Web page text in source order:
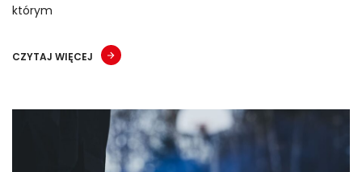
którym
CZYTAJ WIĘCEJ